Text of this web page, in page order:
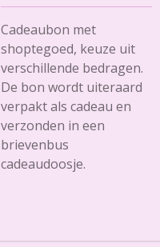
Cadeaubon met
shoptegoed, keuze uit
verschillende bedragen.
De bon wordt uiteraard
verpakt als cadeau en
verzonden in een
brievenbus
cadeaudoosje.